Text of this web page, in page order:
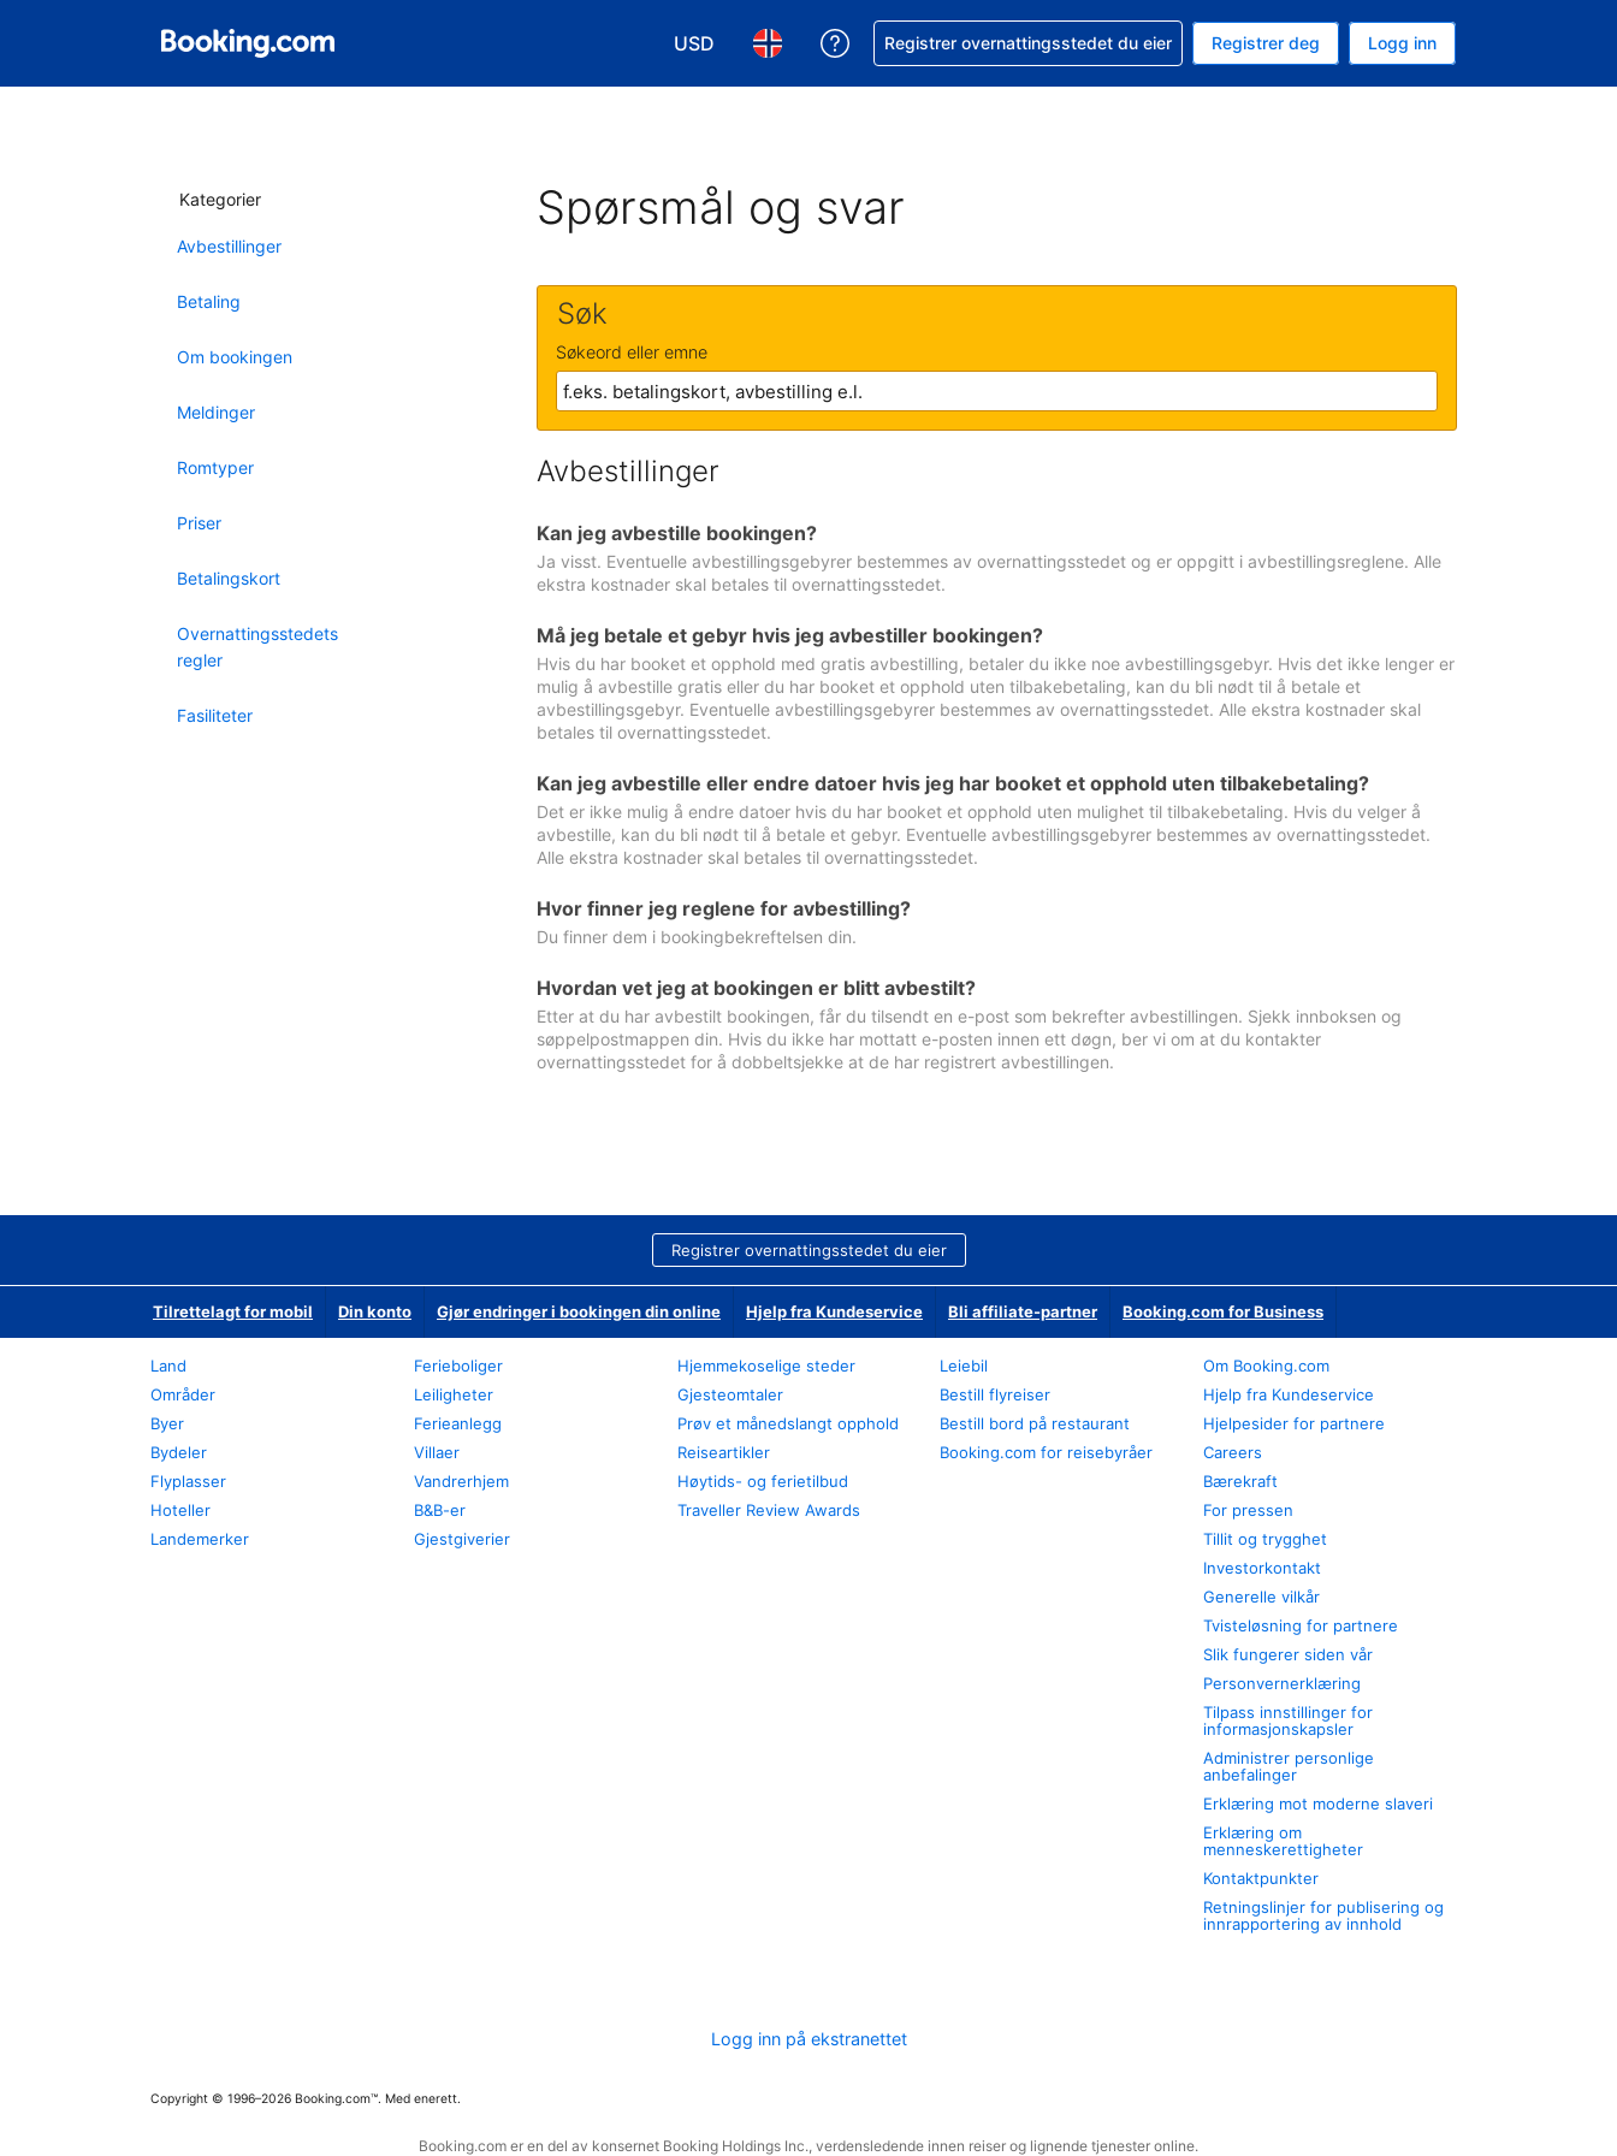
USD
Velg valuta. Du har valgt Amerikansk dollar som valuta
Velg språk. Du har valgt Norsk som språk
Få hjelp med bookingen din
Registrer overnattingsstedet du eier Registrer deg Logg inn
Kategorier
Avbestillinger
Betaling
Om bookingen
Meldinger
Romtyper
Priser
Betalingskort
Overnattingsstedets
regler
Fasiliteter
Spørsmål og svar
Søk
Søkeord eller emne
Avbestillinger
Kan jeg avbestille bookingen?
Ja visst. Eventuelle avbestillingsgebyrer bestemmes av overnattingsstedet og er oppgitt i avbestillingsreglene. Alle
ekstra kostnader skal betales til overnattingsstedet.
Må jeg betale et gebyr hvis jeg avbestiller bookingen?
Hvis du har booket et opphold med gratis avbestilling, betaler du ikke noe avbestillingsgebyr. Hvis det ikke lenger er
mulig å avbestille gratis eller du har booket et opphold uten tilbakebetaling, kan du bli nødt til å betale et
avbestillingsgebyr. Eventuelle avbestillingsgebyrer bestemmes av overnattingsstedet. Alle ekstra kostnader skal
betales til overnattingsstedet.
Kan jeg avbestille eller endre datoer hvis jeg har booket et opphold uten tilbakebetaling?
Det er ikke mulig å endre datoer hvis du har booket et opphold uten mulighet til tilbakebetaling. Hvis du velger å
avbestille, kan du bli nødt til å betale et gebyr. Eventuelle avbestillingsgebyrer bestemmes av overnattingsstedet.
Alle ekstra kostnader skal betales til overnattingsstedet.
Hvor finner jeg reglene for avbestilling?
Du finner dem i bookingbekreftelsen din.
Hvordan vet jeg at bookingen er blitt avbestilt?
Etter at du har avbestilt bookingen, får du tilsendt en e-post som bekrefter avbestillingen. Sjekk innboksen og
søppelpostmappen din. Hvis du ikke har mottatt e-posten innen ett døgn, ber vi om at du kontakter
overnattingsstedet for å dobbeltsjekke at de har registrert avbestillingen.
Registrer overnattingsstedet du eier
Tilrettelagt for mobil Din konto Gjør endringer i bookingen din online Hjelp fra Kundeservice Bli affiliate-partner Booking.com for Business
Land
Områder
Byer
Bydeler
Flyplasser
Hoteller
Landemerker
Ferieboliger
Leiligheter
Ferieanlegg
Villaer
Vandrerhjem
B&B-er
Gjestgiverier
Hjemmekoselige steder
Gjesteomtaler
Prøv et månedslangt opphold
Reiseartikler
Høytids- og ferietilbud
Traveller Review Awards
Leiebil
Bestill flyreiser
Bestill bord på restaurant
Booking.com for reisebyråer
Om Booking.com
Hjelp fra Kundeservice
Hjelpesider for partnere
Careers
Bærekraft
For pressen
Tillit og trygghet
Investorkontakt
Generelle vilkår
Tvisteløsning for partnere
Slik fungerer siden vår
Personvernerklæring
Tilpass innstillinger for
informasjonskapsler
Administrer personlige
anbefalinger
Erklæring mot moderne slaveri
Erklæring om
menneskerettigheter
Kontaktpunkter
Retningslinjer for publisering og
innrapportering av innhold
Logg inn på ekstranettet
Copyright © 1996–2026 Booking.com™. Med enerett.
Booking.com er en del av konsernet Booking Holdings Inc., verdensledende innen reiser og lignende tjenester online.